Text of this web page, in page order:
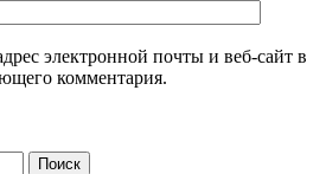
электронной почты и веб-сайт в
комментария.